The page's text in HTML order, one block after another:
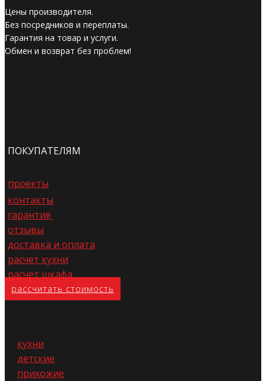
Цены производителя.
Без посредников и переплаты.
Гарантия на товар и услуги.
Обмен и возврат без проблем!
ПОКУПАТЕЛЯМ
проекты
контакты
гарантия
отзывы
доставка и оплата
расчет кухни
расчет шкафа
расс​читать стоимость
кухни
детские
прихожие